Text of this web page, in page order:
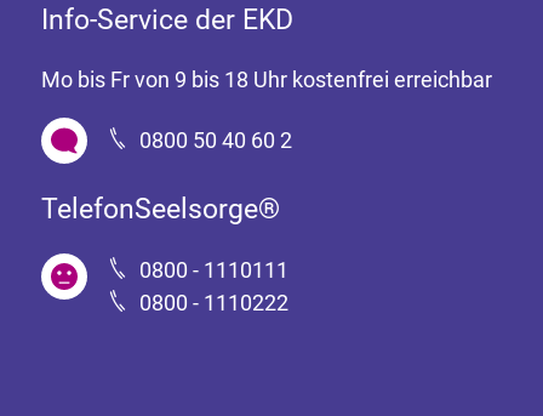
Info-Service der EKD
Mo bis Fr von 9 bis 18 Uhr kostenfrei erreichbar
0800 50 40 60 2
TelefonSeelsorge®
0800 - 1110111
0800 - 1110222